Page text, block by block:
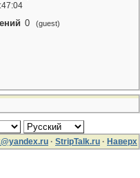
0 (guest)
· StripTalk.ru · Наверх